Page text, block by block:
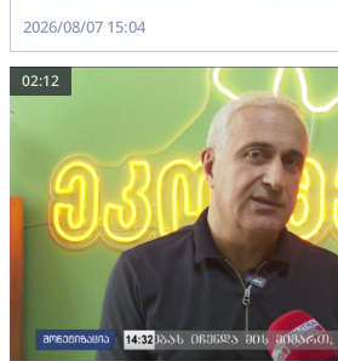
2026/08/07 15:04
02:12